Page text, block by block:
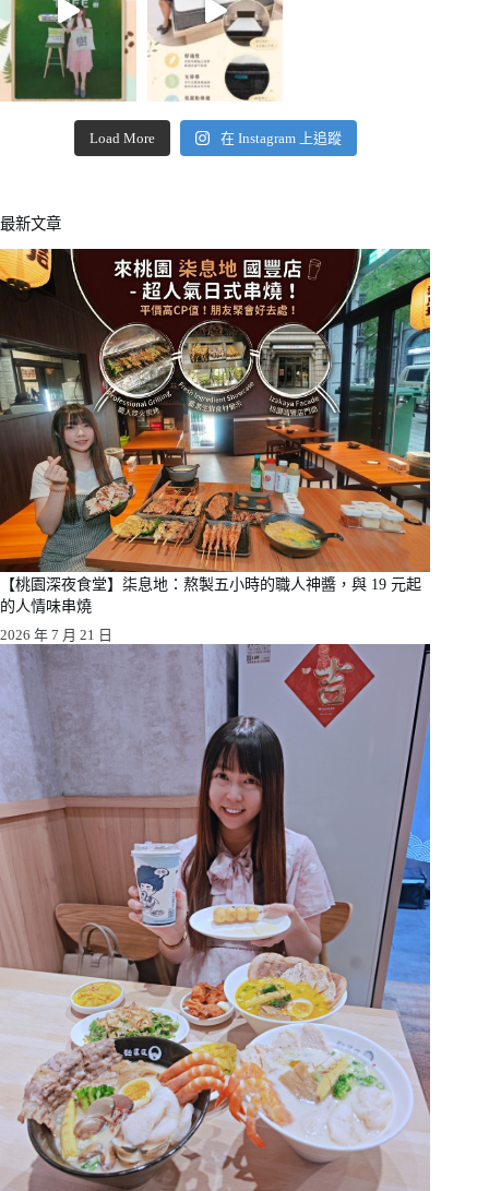
Load More 在 Instagram 上追蹤
最新文章
【桃園深夜食堂】柒息地：熬製五小時的職人神醬，與 19 元起
的人情味串燒
2026 年 7 月 21 日